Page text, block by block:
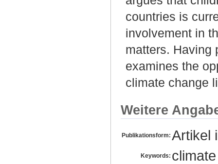
countries is
involvement in
matters. Having
examines the
climate change
Weitere
Publikationsform: Artikel
Keywords: